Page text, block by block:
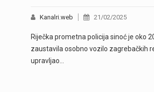
Kanalri.web 21/02/2025
Riječka prometna policija sinoć je oko
zaustavila osobno vozilo zagrebačkih
upravljao…